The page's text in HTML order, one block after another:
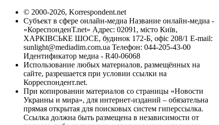
© 2000-2026, Korrespondent.net
Субъект в сфере онлайн-медиа Название онлайн-медиа -
«КореспонденТ.net» Адрес: 02091, місто Київ,
ХАРКІВСЬКЕ ШОСЕ, будинок 172-Б, офіс 208/1 E-mail:
sunlight@mediadim.com.ua Телефон: 044-205-43-00
Идентификатор медиа - R40-06068
Использование любых материалов, размещённых на
сайте, разрешается при условии ссылки на
Корреспондент.net.
При копировании материалов со страницы «Новости
Украины и мира», для интернет-изданий – обязательна
прямая открытая для поисковых систем гиперссылка.
Ссылка должна быть размещена в независимости от